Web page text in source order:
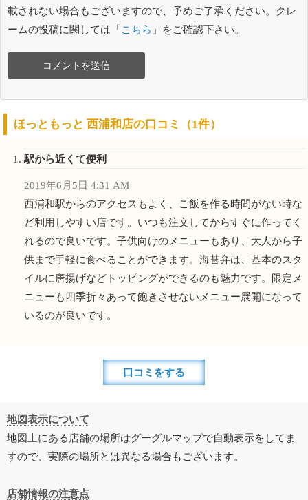
載されない場合もございますので、予めご了承ください。クレ
ームの投稿に関しては「こちら 」をご確認下さい。
ほっともっと 西浦和店の口コミ（1件）
駅から近くて便利
2019年6月5日 4:31 AM
西浦和駅からのアクセスもよく、ご飯を作る時間がない時な
ど利用しやすい店です。いつも注文してからすぐに作ってく
れるので良いです。子供向けのメニューもあり、大人から子
供まで手軽に食べることができます。海苔弁は、基本のスタ
イルに唐揚げなどトッピングができるのも魅力です。限定メ
ニューも四季折々あって飽きさせないメニュー展開になって
いるのが良いです。
口コミをする
地図表示について
地図上にある店舗の場所はグーグルマップで自動表示をしてま
すので、実際の場所とは異なる場合もございます。
店舗情報の注意点